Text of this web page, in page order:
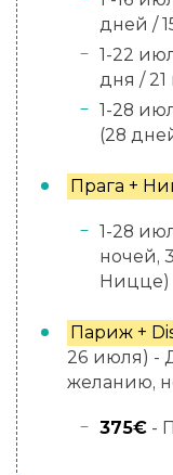
дней /
1-22
дня / 21
1-28
(28
Прага +
1-28
ночей,
Ницце)
Париж +
26 июля) -
желанию,
375€ -